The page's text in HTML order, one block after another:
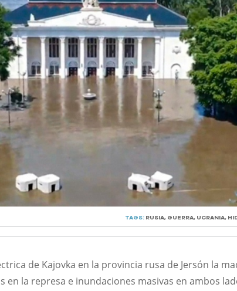
TAGS: RUSIA, GUERRA, UCRANIA,
de Kajovka en la provincia rusa de Jersón la
en la represa e inundaciones masivas en ambos